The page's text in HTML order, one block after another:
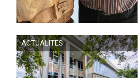
ACTUALITÉS